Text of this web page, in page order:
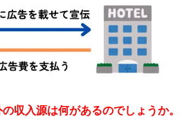
収入源は何があるのでしょうか。